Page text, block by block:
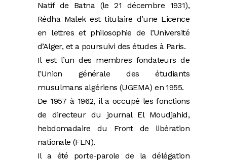
Natif de Batna (le 21 décembre 1931),
Rédha Malek est titulaire d’une Licence
en lettres et philosophie de l’Université
d’Alger, et a poursuivi des études à Paris.
Il est l’un des membres fondateurs de
l’Union générale des étudiants
musulmans algériens (UGEMA) en 1955.
De 1957 à 1962, il a occupé les fonctions
de directeur du journal El Moudjahid,
hebdomadaire du Front de libération
nationale (FLN).
Il a été porte-parole de la délégation